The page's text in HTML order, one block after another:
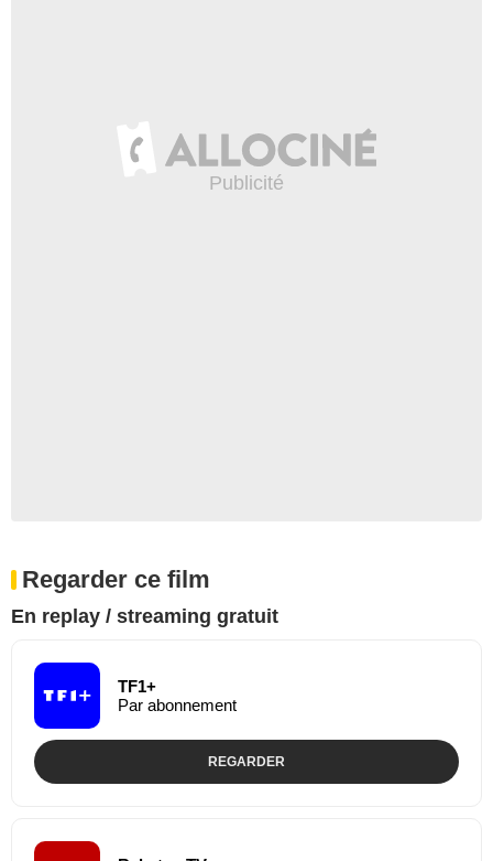
Regarder ce film
En replay / streaming gratuit
TF1+
Par abonnement
REGARDER